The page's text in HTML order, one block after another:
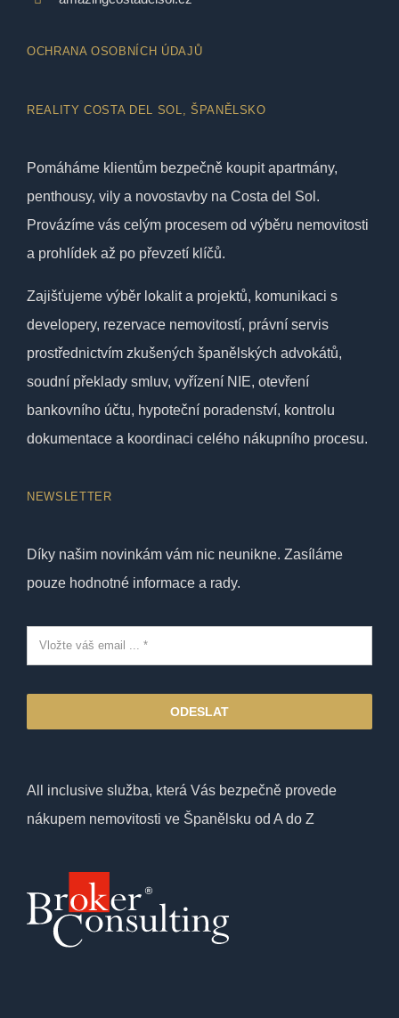
OCHRANA OSOBNÍCH ÚDAJŮ
REALITY COSTA DEL SOL, ŠPANĚLSKO
Pomáháme klientům bezpečně koupit apartmány,
penthousy, vily a novostavby na Costa del Sol.
Provázíme vás celým procesem od výběru nemovitosti
a prohlídek až po převzetí klíčů.
Zajišťujeme výběr lokalit a projektů, komunikaci s
developery, rezervace nemovitostí, právní servis
prostřednictvím zkušených španělských advokátů,
soudní překlady smluv, vyřízení NIE, otevření
bankovního účtu, hypoteční poradenství, kontrolu
dokumentace a koordinaci celého nákupního procesu.
NEWSLETTER
Díky našim novinkám vám nic neunikne. Zasíláme
pouze hodnotné informace a rady.
ODESLAT
All inclusive služba, která Vás bezpečně provede
nákupem nemovitosti ve Španělsku od A do Z